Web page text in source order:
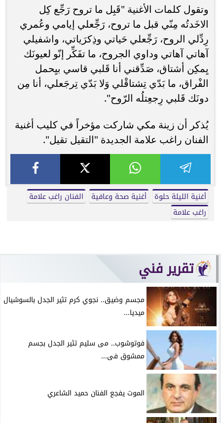
وتقول كلمات الأغنية "قَبِل ما تروح رَجِّع كِل
الاخَدتُه مِنّي قبل ما تروح، رَجِّعلي إيامي وعُمري
رِدِّلي الروح، رَجِّعلي حَياتي وذِكرَياتي، واشفيلي
آهاتي آهاتي وداوي الجروح، ما تفَكِّر إنّو لعيونَك
يِمكِن أشتاق، صَدِّقني أنا قَلبي قاسي بيِحمل
الفْراق، ما بَدّي تِشتاقْلي وَلا بَدّي تِرجَعلي، أنا مِن
دونَك قَلبي رِجعِتلُه الرّوح".
يُذكر أن زينة مكي شاركت مؤخراً في كليب أغنية
الفنان راغب علامة الجديدة "التقيل تقيل".
أغنية الليلة حلوة أغنية صحة وعافية
الفنان راغب علامة
راغب علامة
تقرير فني
مجسم وضيق.. نجوي كرم تثير الجدل بالسوشيال
ميديا...
فوتوشوب.. مى سليم تثير الجدل بجسم
ممشوق فى...
الموت يفجع الفنان حميد الشاعري